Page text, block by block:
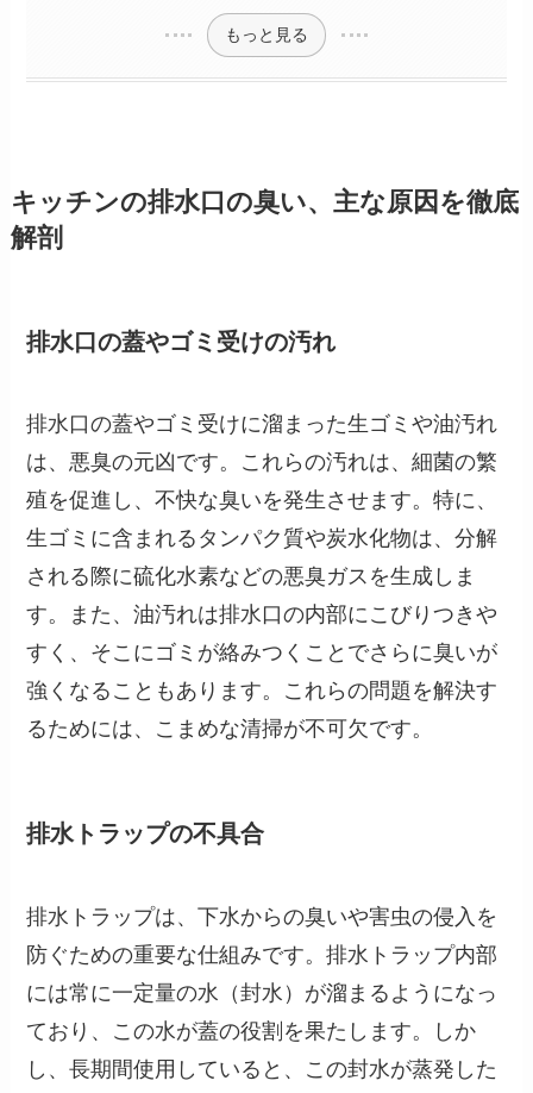
もっと見る
キッチンの排水口の臭い、主な原因を徹底
解剖
排水口の蓋やゴミ受けの汚れ
排水口の蓋やゴミ受けに溜まった生ゴミや油汚れ
は、悪臭の元凶です。これらの汚れは、細菌の繁
殖を促進し、不快な臭いを発生させます。特に、
生ゴミに含まれるタンパク質や炭水化物は、分解
される際に硫化水素などの悪臭ガスを生成しま
す。また、油汚れは排水口の内部にこびりつきや
すく、そこにゴミが絡みつくことでさらに臭いが
強くなることもあります。これらの問題を解決す
るためには、こまめな清掃が不可欠です。
排水トラップの不具合
排水トラップは、下水からの臭いや害虫の侵入を
防ぐための重要な仕組みです。排水トラップ内部
には常に一定量の水（封水）が溜まるようになっ
ており、この水が蓋の役割を果たします。しか
し、長期間使用していると、この封水が蒸発した